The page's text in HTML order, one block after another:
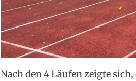
Nach den 4 Läufen zeigte